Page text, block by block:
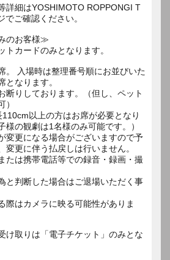
詳細はYOSHIMOTO ROPPONGI T
でご確認ください。
のお客様≫
カードのみとなります。
。 入場時は整理番号順にお並びいた
となります。
断りしております。（但し、ペット
）
以上の方はお席が必要となり
様の観劇は1名様のみ可能です。）
変更になる場合がございますので予
変更に伴う払戻しは行いません。
たは携帯電話等での録音・録画・撮
と判断した場合はご退場いただく事
際はカメラに映る可能性がありま
け取りは「電子チケット」のみとな